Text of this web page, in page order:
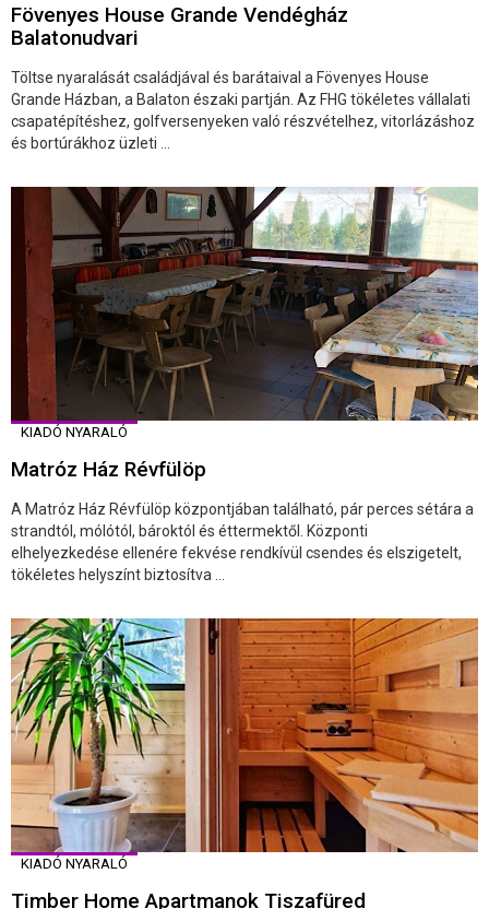
Fövenyes House Grande Vendégház
Balatonudvari
Töltse nyaralását családjával és barátaival a Fövenyes House
Grande Házban, a Balaton északi partján. Az FHG tökéletes vállalati
csapatépítéshez, golfversenyeken való részvételhez, vitorlázáshoz
és bortúrákhoz üzleti ...
KIADÓ NYARALÓ
Matróz Ház Révfülöp
A Matróz Ház Révfülöp központjában található, pár perces sétára a
strandtól, mólótól, bároktól és éttermektől. Központi
elhelyezkedése ellenére fekvése rendkívül csendes és elszigetelt,
tökéletes helyszínt biztosítva ...
KIADÓ NYARALÓ
Timber Home Apartmanok Tiszafüred